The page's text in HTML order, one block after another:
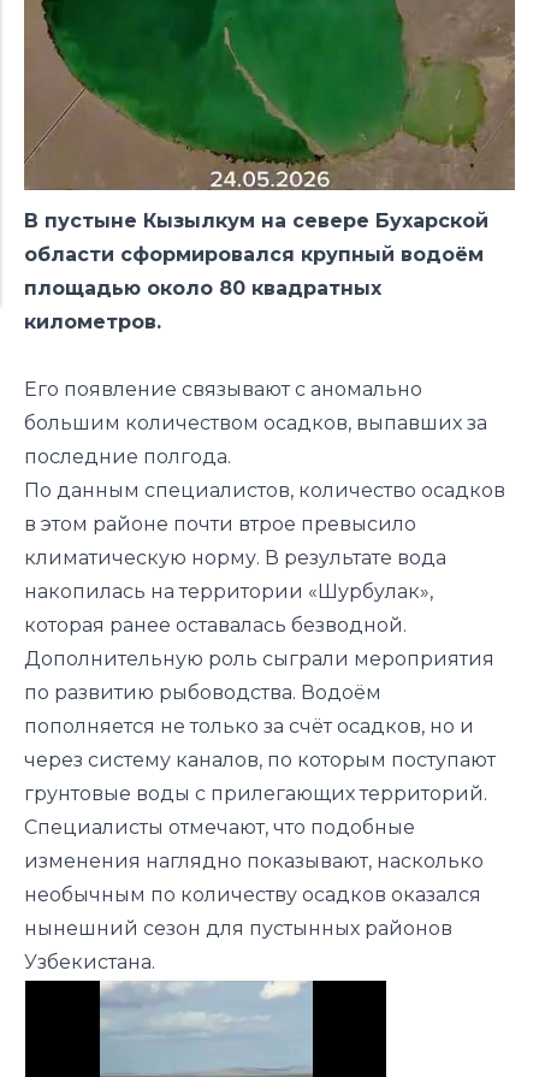
В пустыне Кызылкум на севере Бухарской
области сформировался крупный водоём
площадью около 80 квадратных
километров.
Его появление связывают с аномально
большим количеством осадков, выпавших за
последние полгода.
По данным специалистов, количество осадков
в этом районе почти втрое превысило
климатическую норму. В результате вода
накопилась на территории «Шурбулак»,
которая ранее оставалась безводной.
Дополнительную роль сыграли мероприятия
по развитию рыбоводства. Водоём
пополняется не только за счёт осадков, но и
через систему каналов, по которым поступают
грунтовые воды с прилегающих территорий.
Специалисты отмечают, что подобные
изменения наглядно показывают, насколько
необычным по количеству осадков оказался
нынешний сезон для пустынных районов
Узбекистана.